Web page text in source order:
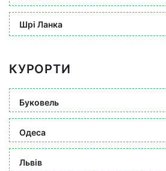
Шрі Ланка
КУРОРТИ
Буковель
Одеса
Львів